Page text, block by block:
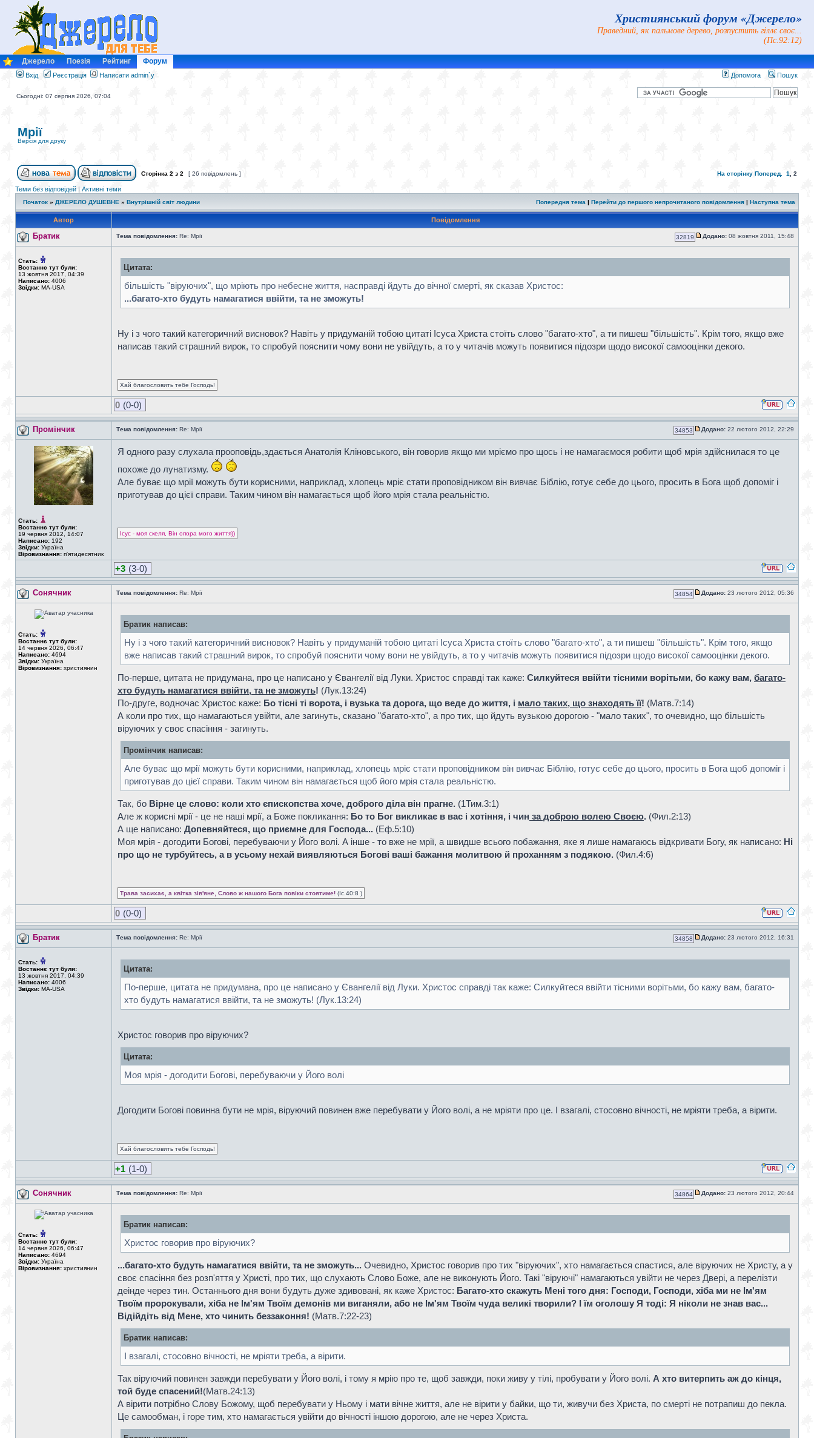
Християнський форум «Джерело»
Праведний, як пальмове дерево, розпустить гіллє своє...
(Пс.92:12)
Джерело Поезія Рейтинг Форум
Вхід Реєстрація Написати admin`у Допомога Пошук
Сьогодні: 07 серпня 2026, 07:04
Мрії
Версія для друку
Сторінка 2 з 2 [ 26 повідомлень ] На сторінку Поперед. 1 2
Теми без відповідей | Активні теми
Початок » ДЖЕРЕЛО ДУШЕВНЕ » Внутрішній світ людини Попередня тема | Перейти до першого непрочитаного повідомлення | Наступна тема
Автор Повідомлення
Братик Тема повідомлення: Re: Мрії 32819 Додано: 08 жовтня 2011, 15:48
Стать:
Востаннє тут були:
13 жовтня 2017, 04:39
Написано: 4006
Звідки: MA-USA
Цитата:
більшість "віруючих", що мріють про небесне життя, насправді йдуть до вічної смерті, як сказав Христос:
...багато-хто будуть намагатися ввійти, та не зможуть!
Ну і з чого такий категоричний висновок? Навіть у придуманій тобою цитаті Ісуса Христа стоїть слово "багато-хто", а ти пишеш "більшість". Крім того, якщо вже
написав такий страшний вирок, то спробуй пояснити чому вони не увійдуть, а то у читачів можуть появитися підозри щодо високої самооцінки декого.
Хай благословить тебе Господь!
0 (0-0)
Промінчик Тема повідомлення: Re: Мрії 34853 Додано: 22 лютого 2012, 22:29
Стать:
Востаннє тут були:
19 червня 2012, 14:07
Написано: 192
Звідки: Україна
Віровизнання: п'ятидесятник
Я одного разу слухала прооповідь,здається Анатолія Кліновського, він говорив якщо ми мріємо про щось і не намагаємося робити щоб мрія здійснилася то це
похоже до лунатизму.
Але буває що мрії можуть бути корисними, наприклад, хлопець мріє стати проповідником він вивчає Біблію, готує себе до цього, просить в Бога щоб допоміг і
приготував до цієї справи. Таким чином він намагається щоб його мрія стала реальністю.
Ісус - моя скеля, Він опора мого життя))
+3 (3-0)
Сонячник Тема повідомлення: Re: Мрії 34854 Додано: 23 лютого 2012, 05:36
Стать:
Востаннє тут були:
14 червня 2026, 06:47
Написано: 4694
Звідки: Україна
Віровизнання: християнин
Братик написав:
Ну і з чого такий категоричний висновок? Навіть у придуманій тобою цитаті Ісуса Христа стоїть слово "багато-хто", а ти пишеш "більшість". Крім того, якщо
вже написав такий страшний вирок, то спробуй пояснити чому вони не увійдуть, а то у читачів можуть появитися підозри щодо високої самооцінки декого.
По-перше, цитата не придумана, про це написано у Євангелії від Луки. Христос справді так каже: Силкуйтеся ввійти тісними ворітьми, бо кажу вам, багато-
хто будуть намагатися ввійти, та не зможуть! (Лук.13:24)
По-друге, водночас Христос каже: Бо тісні ті ворота, і вузька та дорога, що веде до життя, і мало таких, що знаходять її! (Матв.7:14)
А коли про тих, що намагаються увійти, але загинуть, сказано "багато-хто", а про тих, що йдуть вузькою дорогою - "мало таких", то очевидно, що більшість
віруючих у своє спасіння - загинуть.
Промінчик написав:
Але буває що мрії можуть бути корисними, наприклад, хлопець мріє стати проповідником він вивчає Біблію, готує себе до цього, просить в Бога щоб допоміг і
приготував до цієї справи. Таким чином він намагається щоб його мрія стала реальністю.
Так, бо Вірне це слово: коли хто єпископства хоче, доброго діла він прагне. (1Тим.3:1)
Але ж корисні мрії - це не наші мрії, а Боже покликання: Бо то Бог викликає в вас і хотіння, і чин за доброю волею Своєю. (Фил.2:13)
А ще написано: Допевняйтеся, що приємне для Господа... (Еф.5:10)
Моя мрія - догодити Богові, перебуваючи у Його волі. А інше - то вже не мрії, а швидше всього побажання, яке я лише намагаюсь відкривати Богу, як написано: Ні
про що не турбуйтесь, а в усьому нехай виявляються Богові ваші бажання молитвою й проханням з подякою. (Фил.4:6)
Трава засихає, а квітка зів'яне, Слово ж нашого Бога повіки стоятиме! (Іс.40:8 )
0 (0-0)
Братик Тема повідомлення: Re: Мрії 34858 Додано: 23 лютого 2012, 16:31
Стать:
Востаннє тут були:
13 жовтня 2017, 04:39
Написано: 4006
Звідки: MA-USA
Цитата:
По-перше, цитата не придумана, про це написано у Євангелії від Луки. Христос справді так каже: Силкуйтеся ввійти тісними ворітьми, бо кажу вам, багато-
хто будуть намагатися ввійти, та не зможуть! (Лук.13:24)
Христос говорив про віруючих?
Цитата:
Моя мрія - догодити Богові, перебуваючи у Його волі
Догодити Богові повинна бути не мрія, віруючий повинен вже перебувати у Його волі, а не мріяти про це. І взагалі, стосовно вічності, не мріяти треба, а вірити.
Хай благословить тебе Господь!
+1 (1-0)
Сонячник Тема повідомлення: Re: Мрії 34864 Додано: 23 лютого 2012, 20:44
Стать:
Востаннє тут були:
14 червня 2026, 06:47
Написано: 4694
Звідки: Україна
Віровизнання: християнин
Братик написав:
Христос говорив про віруючих?
...багато-хто будуть намагатися ввійти, та не зможуть... Очевидно, Христос говорив про тих "віруючих", хто намагається спастися, але віруючих не Христу, а у
своє спасіння без розп'яття у Христі, про тих, що слухають Слово Боже, але не виконують Його. Такі "віруючі" намагаються увійти не через Двері, а перелізти
деінде через тин. Останнього дня вони будуть дуже здивовані, як каже Христос: Багато-хто скажуть Мені того дня: Господи, Господи, хіба ми не Ім'ям
Твоїм пророкували, хіба не Ім'ям Твоїм демонів ми виганяли, або не Ім'ям Твоїм чуда великі творили? І їм оголошу Я тоді: Я ніколи не знав вас...
Відійдіть від Мене, хто чинить беззаконня! (Матв.7:22-23)
Братик написав:
І взагалі, стосовно вічності, не мріяти треба, а вірити.
Так віруючий повинен завжди перебувати у Його волі, і тому я мрію про те, щоб завжди, поки живу у тілі, пробувати у Його волі. А хто витерпить аж до кінця,
той буде спасений!(Матв.24:13)
А вірити потрібно Слову Божому, щоб перебувати у Ньому і мати вічне життя, але не вірити у байки, що ти, живучи без Христа, по смерті не потрапиш до пекла.
Це самообман, і горе тим, хто намагається увійти до вічності іншою дорогою, але не через Христа.